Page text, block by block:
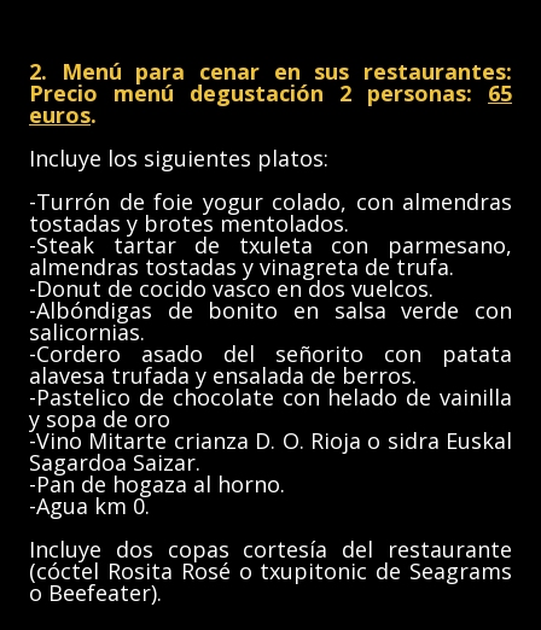
2. Menú para cenar en sus restaurantes:
Precio menú degustación 2 personas: 65
euros.
Incluye los siguientes platos:
-Turrón de foie yogur colado, con almendras
tostadas y brotes mentolados.
-Steak tartar de txuleta con parmesano,
almendras tostadas y vinagreta de trufa.
-Donut de cocido vasco en dos vuelcos.
-Albóndigas de bonito en salsa verde con
salicornias.
-Cordero asado del señorito con patata
alavesa trufada y ensalada de berros.
-Pastelico de chocolate con helado de vainilla
y sopa de oro
-Vino Mitarte crianza D. O. Rioja o sidra Euskal
Sagardoa Saizar.
-Pan de hogaza al horno.
-Agua km 0.
Incluye dos copas cortesía del restaurante
(cóctel Rosita Rosé o txupitonic de Seagrams
o Beefeater).